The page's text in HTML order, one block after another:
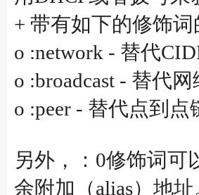
+ 带有如下的修饰
o :network - 替代
o :broadcast - 替代
o :peer - 替代点到
另外，：0修饰词可
余附加（alias）地